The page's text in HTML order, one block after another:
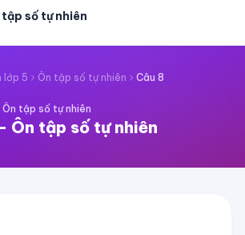
tập số tự nhiên
lớp 5 Ôn tập số tự nhiên Câu 8
Ôn tập số tự nhiên
Ôn tập số tự nhiên